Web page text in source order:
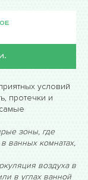
здоровью,
условий
протечки и
зоны, где
ванных комнатах,
воздуха в
в углах ванной